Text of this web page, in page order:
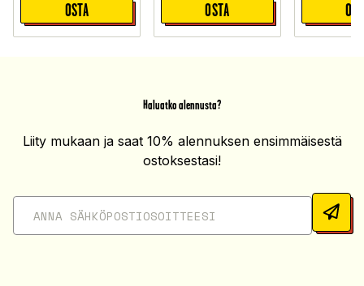
OSTA OSTA
Haluatko alennusta?
Liity mukaan ja saat 10% alennuksen ensimmäisestä
ostoksestasi!